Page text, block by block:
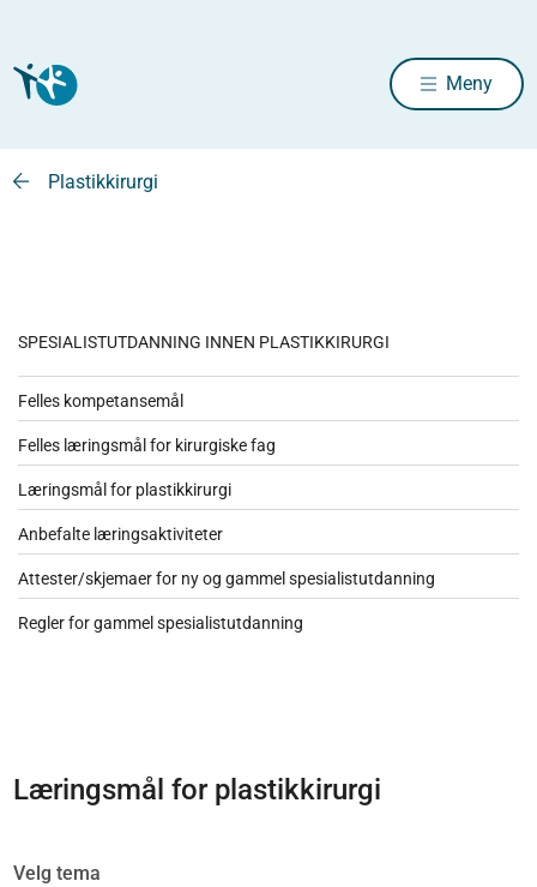
Meny
Plastikkirurgi
SPESIALISTUTDANNING INNEN PLASTIKKIRURGI
Felles kompetansemål
Felles læringsmål for kirurgiske fag
Læringsmål for plastikkirurgi
Anbefalte læringsaktiviteter
Attester/skjemaer for ny og gammel spesialistutdanning
Regler for gammel spesialistutdanning
Læringsmål for plastikkirurgi
Velg tema